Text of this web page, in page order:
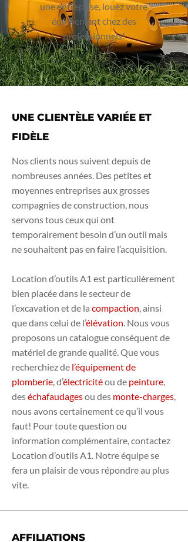
une entreprise, louez votre
équipement chez des
professionnels!
UNE CLIENTÈLE VARIÉE ET
FIDÈLE
Nos clients nous suivent depuis de
nombreuses années. Des petites et
moyennes entreprises aux grosses
compagnies de construction, nous
servons tous ceux qui ont
temporairement besoin d’un outil mais
ne souhaitent pas en faire l’acquisition.
Location d’outils A1 est particulièrement
bien placée dans le secteur de
l’excavation et de la compaction, ainsi
que dans celui de l’élévation. Nous vous
proposons un catalogue conséquent de
matériel de grande qualité. Que vous
recherchiez de l’équipement de
plomberie, d’électricitéou de peinture,
deséchafaudagesou des monte-charges,
nous avons certainement ce qu’il vous
faut! Pour toute question ou
information complémentaire, contactez
Location d’outils A1. Notre équipe se
fera un plaisir de vous répondre au plus
vite.
AFFILIATIONS